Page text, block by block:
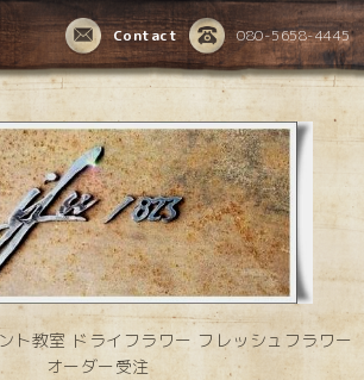
080-5658-4445
Contact
ト教室 ドライフラワー フレッシュフラワー
オーダー受注